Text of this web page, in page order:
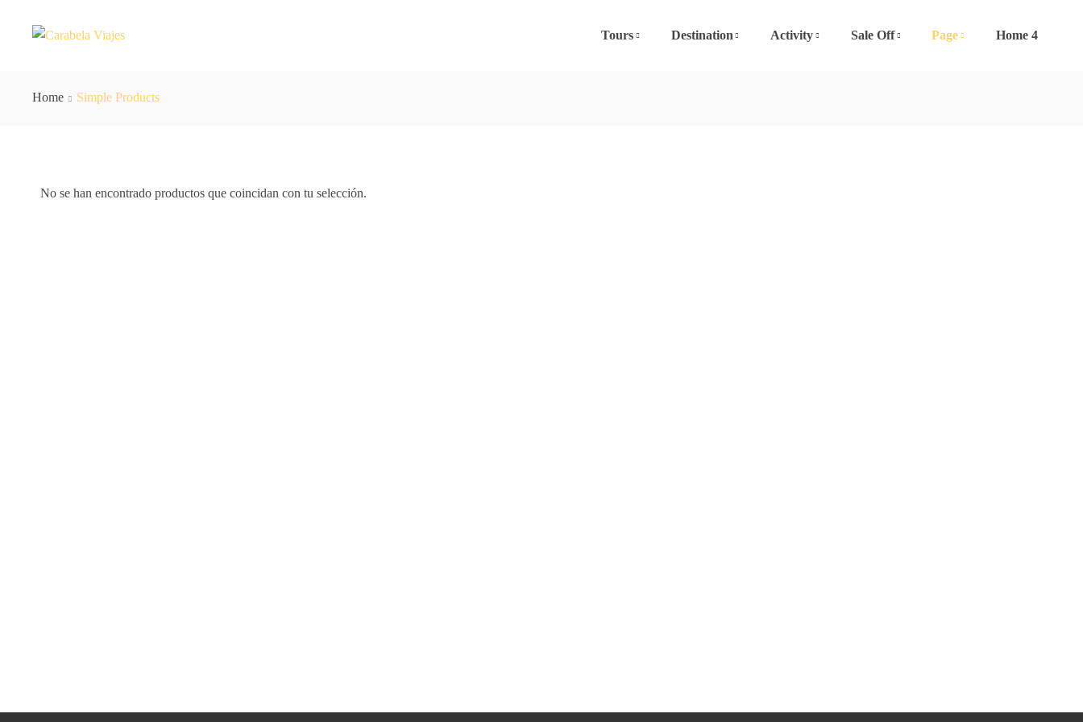
Tours Destination Activity Sale Off Page Home 4
Home Simple Products
No se han encontrado productos que coincidan con tu selección.